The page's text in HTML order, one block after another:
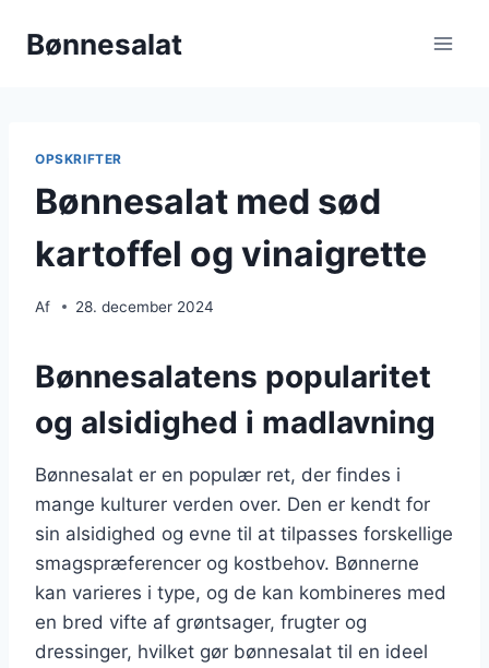
Bønnesalat
OPSKRIFTER
Bønnesalat med sød
kartoffel og vinaigrette
Af 28. december 2024
Bønnesalatens popularitet
og alsidighed i madlavning
Bønnesalat er en populær ret, der findes i
mange kulturer verden over. Den er kendt for
sin alsidighed og evne til at tilpasses forskellige
smagspræferencer og kostbehov. Bønnerne
kan varieres i type, og de kan kombineres med
en bred vifte af grøntsager, frugter og
dressinger, hvilket gør bønnesalat til en ideel